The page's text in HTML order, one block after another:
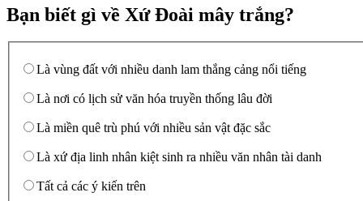
Bạn biết gì về Xứ Đoài mây trắng?
Là vùng đất với nhiều danh lam thắng cảng nổi tiếng
Là nơi có lịch sử văn hóa truyền thống lâu đời
Là miền quê trù phú với nhiều sản vật đặc sắc
Là xứ địa linh nhân kiệt sinh ra nhiều văn nhân tài danh
Tất cả các ý kiến trên